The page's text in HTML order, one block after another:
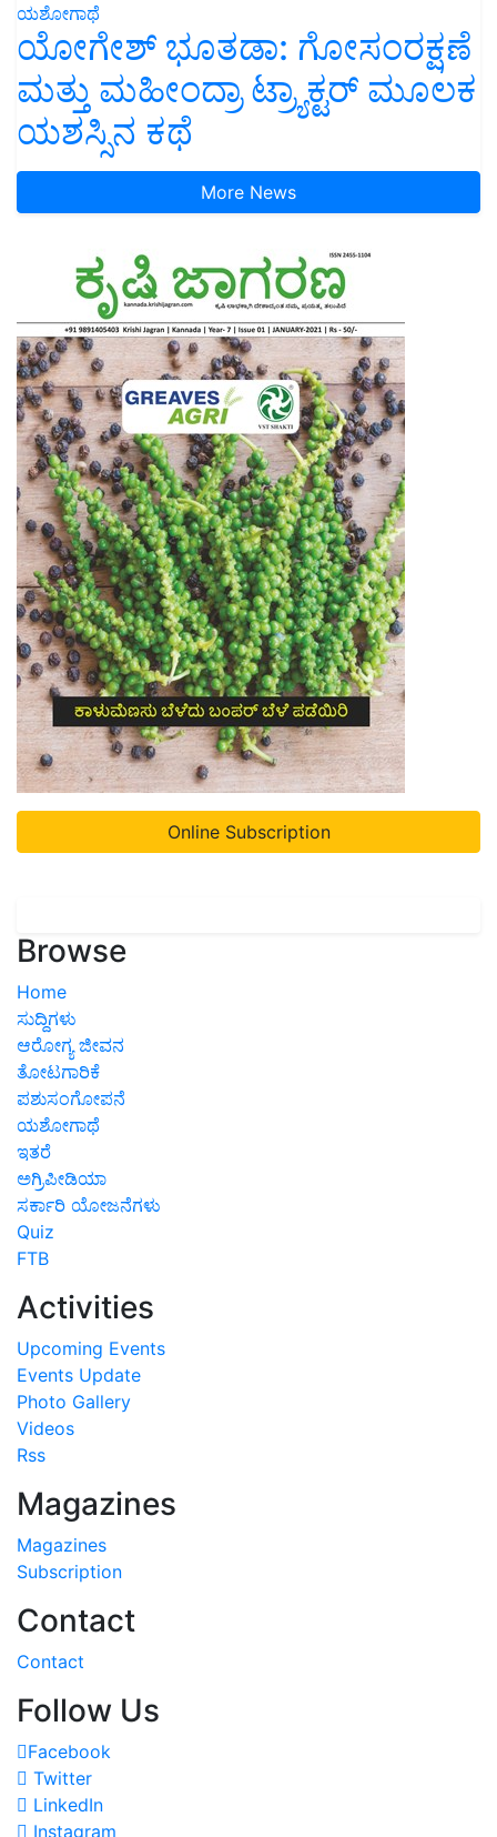
ಯಶೋಗಾಥೆ
ಯೋಗೇಶ್ ಭೂತಡಾ: ಗೋಸಂರಕ್ಷಣೆ
ಮತ್ತು ಮಹೀಂದ್ರಾ ಟ್ರ್ಯಾಕ್ಟರ್ ಮೂಲಕ
ಯಶಸ್ಸಿನ ಕಥೆ
More News
Online Subscription
Browse
Home
ಸುದ್ದಿಗಳು
ಆರೋಗ್ಯ ಜೀವನ
ತೋಟಗಾರಿಕೆ
ಪಶುಸಂಗೋಪನೆ
ಯಶೋಗಾಥೆ
ಇತರೆ
ಅಗ್ರಿಪೀಡಿಯಾ
ಸರ್ಕಾರಿ ಯೋಜನೆಗಳು
Quiz
FTB
Activities
Upcoming Events
Events Update
Photo Gallery
Videos
Rss
Magazines
Magazines
Subscription
Contact
Contact
Follow Us
Facebook
Twitter
LinkedIn
Instagram